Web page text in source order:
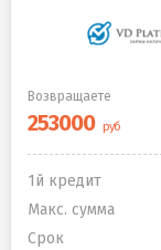
Возвращаете
1й кредит
Макс. сумма
Срок